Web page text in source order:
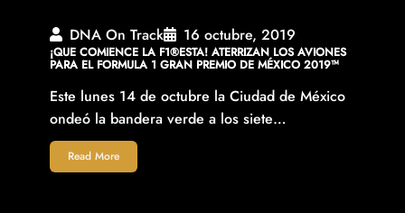
DNA On Track 16 octubre, 2019
¡QUE COMIENCE LA F1®ESTA! ATERRIZAN LOS AVIONES
PARA EL FORMULA 1 GRAN PREMIO DE MÉXICO 2019™
Este lunes 14 de octubre la Ciudad de México
ondeó la bandera verde a los siete…
Read More